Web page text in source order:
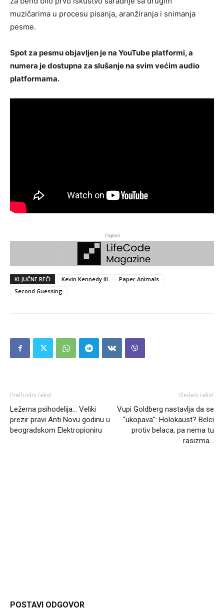
muzičarima u procesu pisanja, aranžiranja i snimanja
pesme.
Spot za pesmu objavljen je na YouTube platformi, a
numera je dostupna za slušanje na svim većim audio
platformama.
Oglasi
KLJUČNE REČI Kevin Kennedy III
Paper Animals
Second Guessing
Prethodni tekst
Ležerna psihodelija… Veliki
prezir pravi Anti Novu godinu u
beogradskom Elektropioniru
Sledeći tekst
Vupi Goldberg nastavlja da se
“ukopava”: Holokaust? Belci
protiv belaca, pa nema tu
rasizma…
POSTAVI ODGOVOR